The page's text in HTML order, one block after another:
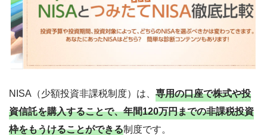
NISA（少額投資非課税制度）は、 専用の口座で株式や投
資信託を購入することで、年間120万円までの非課税投資
枠をもうけることができる制度です。